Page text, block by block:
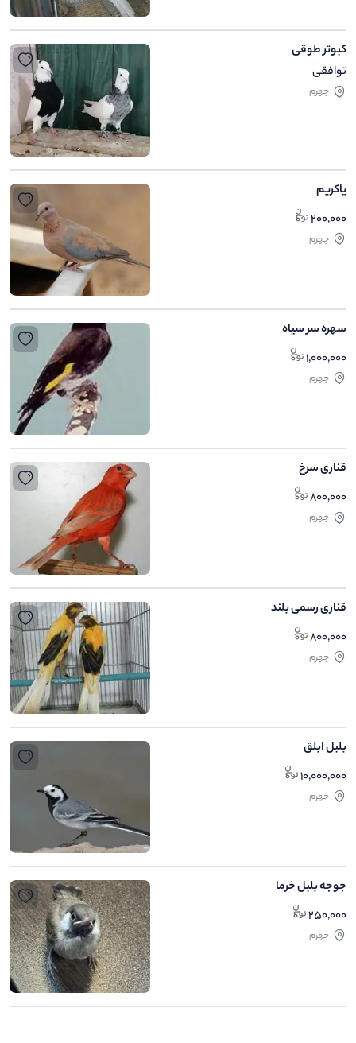
کبوتر طوقی
توافقی
جهرم
یاکریم
200,000
جهرم
سهره سر سیاه
1,000,000
جهرم
قناری سرخ
800,000
جهرم
قناری رسمی بلند
800,000
جهرم
بلبل ابلق
10,000,000
جهرم
جوجه بلبل خرما
250,000
جهرم